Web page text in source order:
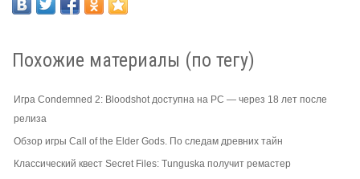
Похожие материалы (по тегу)
Игра Condemned 2: Bloodshot доступна на PC — через 18 лет после
релиза
Обзор игры Call of the Elder Gods. По следам древних тайн
Классический квест Secret Files: Tunguska получит ремастер